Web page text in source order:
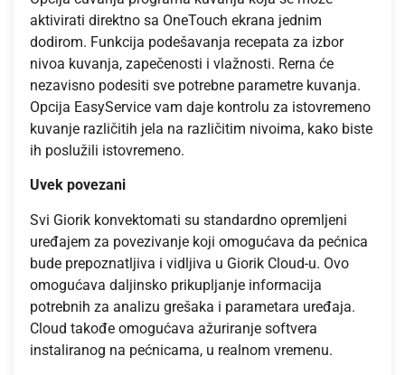
aktivirati direktno sa OneTouch ekrana jednim
dodirom. Funkcija podešavanja recepata za izbor
nivoa kuvanja, zapečenosti i vlažnosti. Rerna će
nezavisno podesiti sve potrebne parametre kuvanja.
Opcija EasyService vam daje kontrolu za istovremeno
kuvanje različitih jela na različitim nivoima, kako biste
ih poslužili istovremeno.
Uvek povezani
Svi Giorik konvektomati su standardno opremljeni
uređajem za povezivanje koji omogućava da pećnica
bude prepoznatljiva i vidljiva u Giorik Cloud-u. Ovo
omogućava daljinsko prikupljanje informacija
potrebnih za analizu grešaka i parametara uređaja.
Cloud takođe omogućava ažuriranje softvera
instaliranog na pećnicama, u realnom vremenu.